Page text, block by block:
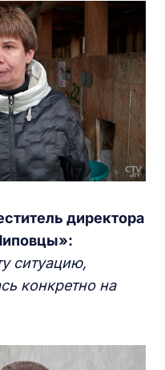
директора
ситуацию,
конкретно на